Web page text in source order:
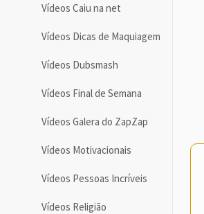
Vídeos Caiu na net
Vídeos Dicas de Maquiagem
Vídeos Dubsmash
Vídeos Final de Semana
Vídeos Galera do ZapZap
Vídeos Motivacionais
Vídeos Pessoas Incríveis
Vídeos Religião